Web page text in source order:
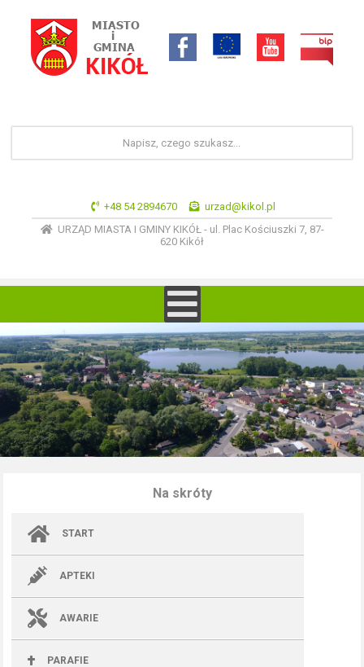
+48 54 2894670
urzad@kikol.pl
URZĄD MIASTA I GMINY KIKÓŁ - ul. Plac Kościuszki 7, 87-
620 Kikół
Na skróty
START
APTEKI
AWARIE
PARAFIE